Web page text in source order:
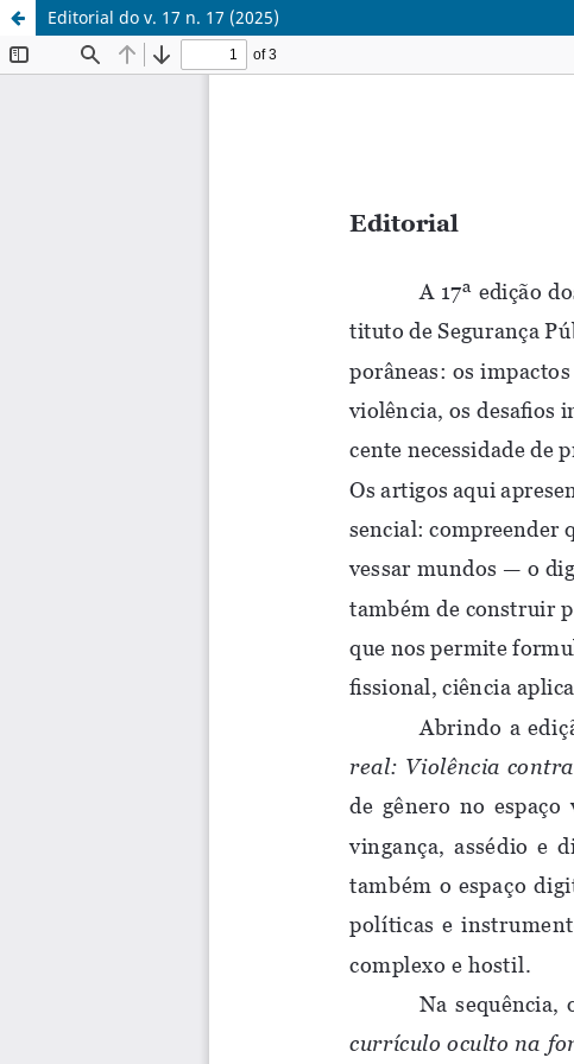
Editorial do v. 17 n. 17 (2025)